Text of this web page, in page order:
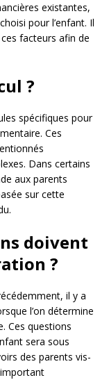
existantes,
pour l’enfant. Il
facteurs afin de
?
spécifiques pour
Ces
Dans certains
aux parents
sur cette
doivent
?
il y a
l’on détermine
Ces questions
sera sous
des parents vis-